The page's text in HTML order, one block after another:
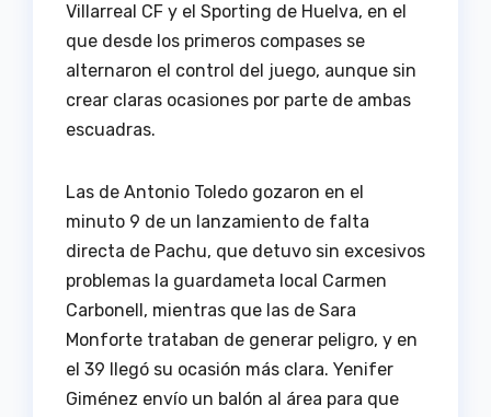
Villarreal CF y el Sporting de Huelva, en el
que desde los primeros compases se
alternaron el control del juego, aunque sin
crear claras ocasiones por parte de ambas
escuadras.
Las de Antonio Toledo gozaron en el
minuto 9 de un lanzamiento de falta
directa de Pachu, que detuvo sin excesivos
problemas la guardameta local Carmen
Carbonell, mientras que las de Sara
Monforte trataban de generar peligro, y en
el 39 llegó su ocasión más clara. Yenifer
Giménez envío un balón al área para que